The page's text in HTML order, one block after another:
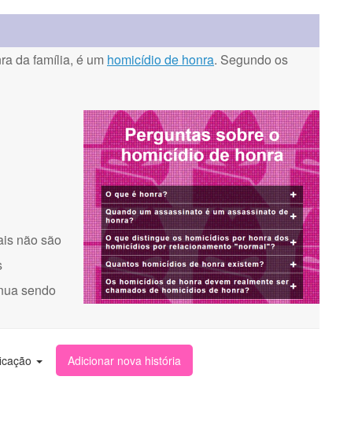
da família, é um homicídio de honra. Segundo os
não são
sendo